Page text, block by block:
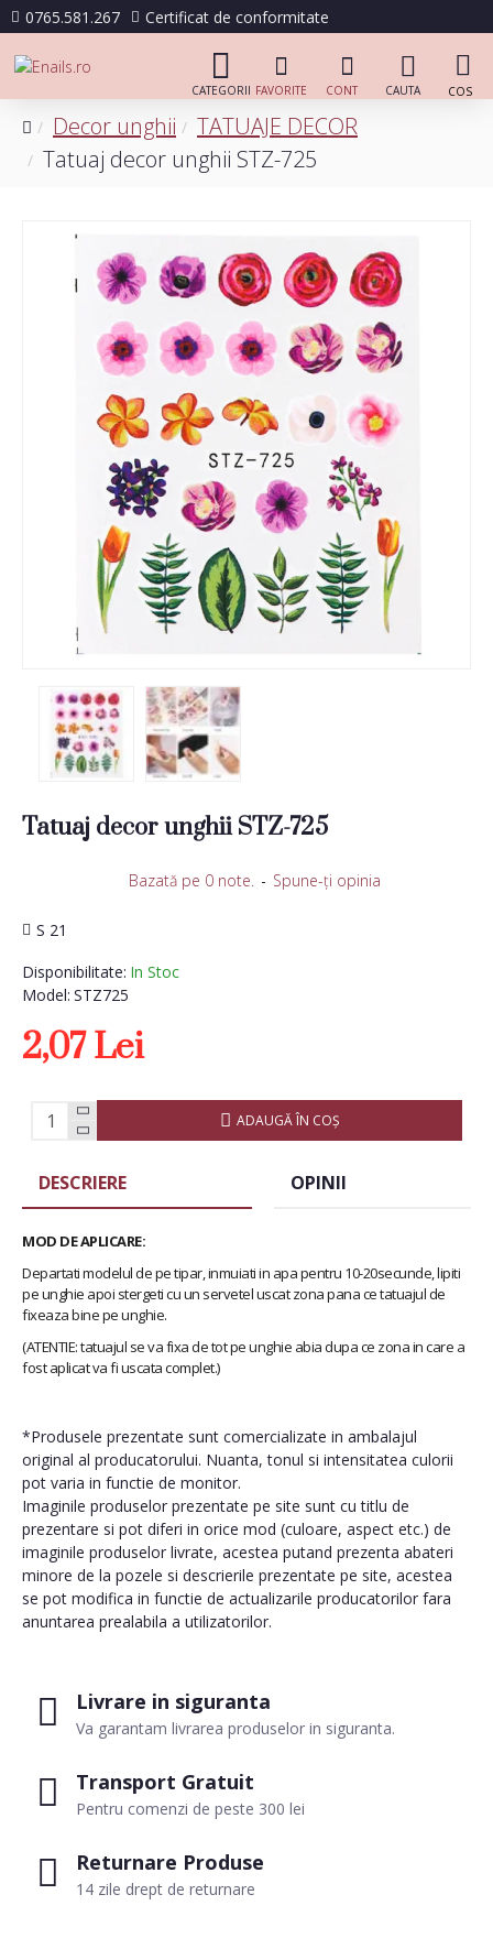
0765.581.267 Certificat de conformitate
Decor unghii
TATUAJE DECOR
Tatuaj decor unghii STZ-725
Tatuaj decor unghii STZ-725
Disponibilitate: In Stoc
Model: STZ725
S 21
Bazată pe 0 note. - Spune-ţi opinia
2,07 Lei
ADAUGĂ ÎN COŞ
Livrare in siguranta
Va garantam livrarea produselor in siguranta.
Transport Gratuit
Pentru comenzi de peste 300 lei
Returnare Produse
14 zile drept de returnare
DESCRIERE OPINII
MOD DE APLICARE:
Departati modelul de pe tipar, inmuiati in apa pentru 10-20secunde, lipiti
pe unghie apoi stergeti cu un servetel uscat zona pana ce tatuajul de
fixeaza bine pe unghie.
(ATENTIE: tatuajul se va fixa de tot pe unghie abia dupa ce zona in care a
fost aplicat va fi uscata complet.)
*Produsele prezentate sunt comercializate in ambalajul
original al producatorului. Nuanta, tonul si intensitatea culorii
pot varia in functie de monitor.
Imaginile produselor prezentate pe site sunt cu titlu de
prezentare si pot diferi in orice mod (culoare, aspect etc.) de
imaginile produselor livrate, acestea putand prezenta abateri
minore de la pozele si descrierile prezentate pe site, acestea
se pot modifica in functie de actualizarile producatorilor fara
anuntarea prealabila a utilizatorilor.